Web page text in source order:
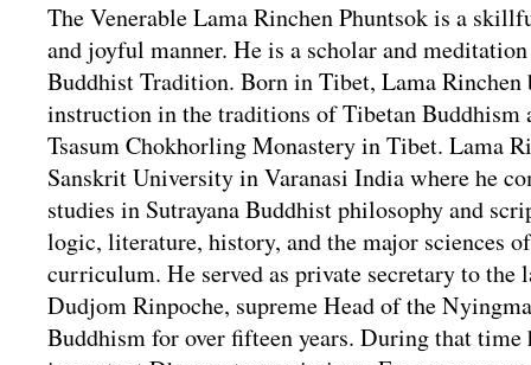
The Venerable Lama Rinchen Phuntsok is a
and joyful manner. He is a scholar and
Buddhist Tradition. Born in Tibet, Lama Rinchen
instruction in the traditions of Tibetan Buddhism
Tsasum Chokhorling Monastery in Tibet. Lama
Sanskrit University in Varanasi India where he
studies in Sutrayana Buddhist philosophy and
logic, literature, history, and the major sciences
curriculum. He served as private secretary to the
Dudjom Rinpoche, supreme Head of the
Buddhism for over fifteen years. During that time